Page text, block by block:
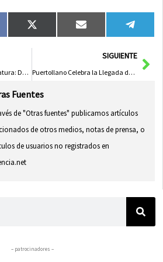
Compartir
en
X
(Twitter)
Compartir
en
Email
en
Nuevas Voces en la Literatura: Descubre las Últimas Publicaciones Literarias
SIGUIENTE
Puertollano Celebra la Llegada de la ‘Estrella de la Navidad’ Anunciando la Proximidad de los Reyes Magos
Fuentes
de "Otras fuentes" publicamos artículos
de otros medios, notas de prensa, o
de usuarios no registrados en
– patrocinadores –